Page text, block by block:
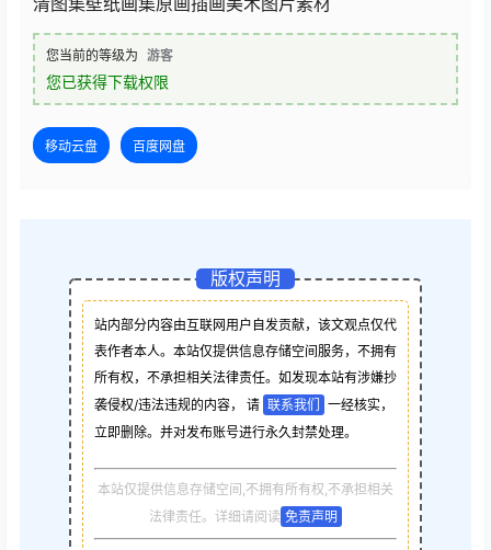
您当前的等级为 游客
您已获得下载权限
移动云盘 百度网盘
版权声明
站内部分内容由互联网用户自发贡献，该文观点仅代
表作者本人。本站仅提供信息存储空间服务，不拥有
所有权，不承担相关法律责任。如发现本站有涉嫌抄
袭侵权/违法违规的内容， 请 联系我们
一经核实，
立即删除。并对发布账号进行永久封禁处理。
本站仅提供信息存储空间,不拥有所有权,不承担相关
法律责任。详细请阅读 免责声明